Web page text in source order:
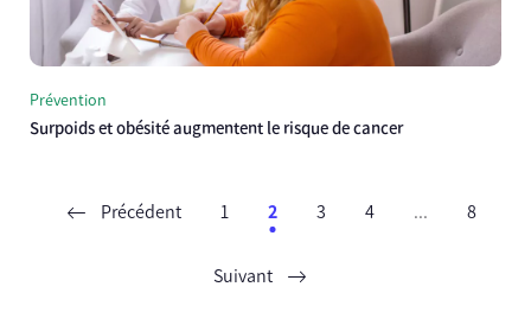
Prévention
Surpoids et obésité augmentent le risque de cancer
Précédent 1 2 3 4 ... 8
Suivant